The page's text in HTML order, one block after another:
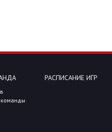
РАСПИСАНИЕ ИГР